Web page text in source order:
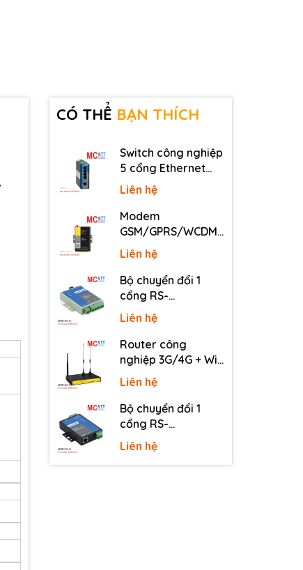
CÓ THỂ BẠN THÍCH
Switch công nghiệp
5 cổng Ethernet
3Onedata IES2105-
5T-P48
Liên hệ
Modem
GSM/GPRS/WCDMA
(3G)/LTE (4G) IP
Four-Faith F2816 V4
Liên hệ
Bộ chuyển đổi 1
cổng RS-
232/485/422 sang
quang 3onedata
MODEL277-S-SC-
20KM (Dual fiber,
20KM)
Liên hệ
Router công
nghiệp 3G/4G + Wi-
Fi + APN/VPN Four-
Faith F3436
Liên hệ
Bộ chuyển đổi 1
cổng RS-
232/485/422 sang
Ethernet 3onedata
NP301
Liên hệ